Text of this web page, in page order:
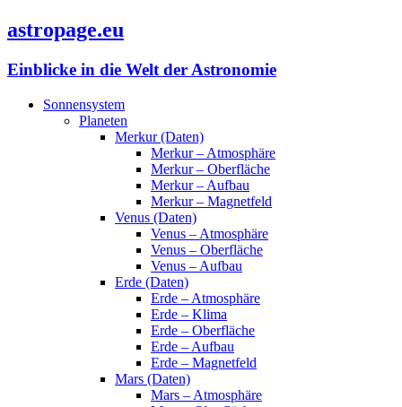
astropage.eu
Einblicke in die Welt der Astronomie
Sonnensystem
Planeten
Merkur (Daten)
Merkur – Atmosphäre
Merkur – Oberfläche
Merkur – Aufbau
Merkur – Magnetfeld
Venus (Daten)
Venus – Atmosphäre
Venus – Oberfläche
Venus – Aufbau
Erde (Daten)
Erde – Atmosphäre
Erde – Klima
Erde – Oberfläche
Erde – Aufbau
Erde – Magnetfeld
Mars (Daten)
Mars – Atmosphäre